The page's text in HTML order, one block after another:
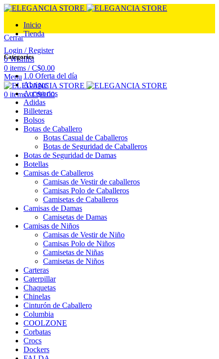
Inicio
Tienda
Login / Register
0Wishlist
0 items / C$0.00
Menu
0 items / C$0.00
Cerrar
Categories
1.0 Oferta del día
Abrigos
Accesorios
Adidas
Billeteras
Bolsos
Botas de Caballero
Botas Casual de Caballeros
Botas de Seguridad de Caballeros
Botas de Seguridad de Damas
Botellas
Camisas de Caballeros
Camisas de Vestir de caballeros
Camisas Polo de Caballeros
Camisetas de Caballeros
Camisas de Damas
Camisetas de Damas
Camisas de Niños
Camisas de Vestir de Niño
Camisas Polo de Niños
Camisetas de Niñas
Camisetas de Niños
Carteras
Caterpillar
Chaquetas
Chinelas
Cinturón de Caballero
Columbia
COOLZONE
Corbatas
Crocs
Dockers